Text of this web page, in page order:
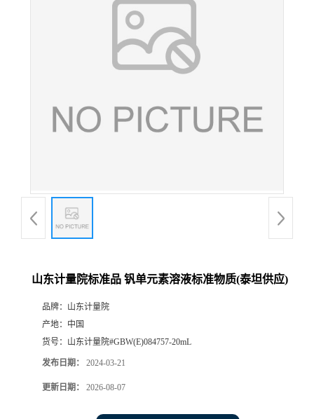
山东计量院标准品 钒单元素溶液标准物质(泰坦供应)
品牌： 山东计量院
产地： 中国
货号： 山东计量院#GBW(E)084757-20mL
发布日期： 2024-03-21
更新日期： 2026-08-07